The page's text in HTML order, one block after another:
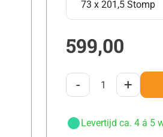
599,00
- +
Levertijd ca. 4 á 5